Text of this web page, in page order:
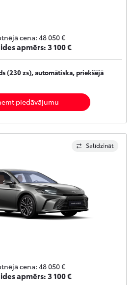
cena: 48 050 €
apmērs:3 100 €
(230 zs), automātiska, priekšējā
piedāvājumu
Salīdzināt
cena: 48 050 €
apmērs:3 100 €